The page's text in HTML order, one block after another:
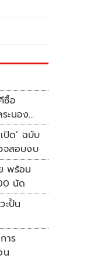
ซื้อ
ะนอง
ปิด’ ฉบับ
จสอบงบ
พร้อม
นัด
ะปั้น
าร
น